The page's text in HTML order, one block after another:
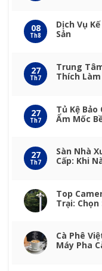
08
Th8
Dịch Vụ
Sản
27
Th7
Trung
Thích
27
Th7
Tủ Kệ
Ẩm Mốc
27
Th7
Sàn Nhà
Cấp: Khi
Top
Trại: Chọn
Cà Phê
Máy Pha
Trọn Vị